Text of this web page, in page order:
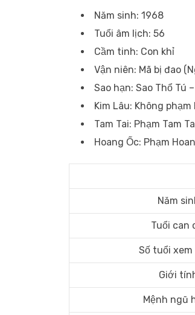
Năm sinh: 1968
Tuổi âm lịch: 56
Cầm tinh: Con khỉ
Vận niên: Mã bị đao
Sao hạn: Sao Thổ Tú
Kim Lâu: Không phạm
Tam Tai: Phạm Tam
Hoang Ốc: Phạm
Năm
Tuổi can
Số tuổi
Giới
Mệnh ngũ